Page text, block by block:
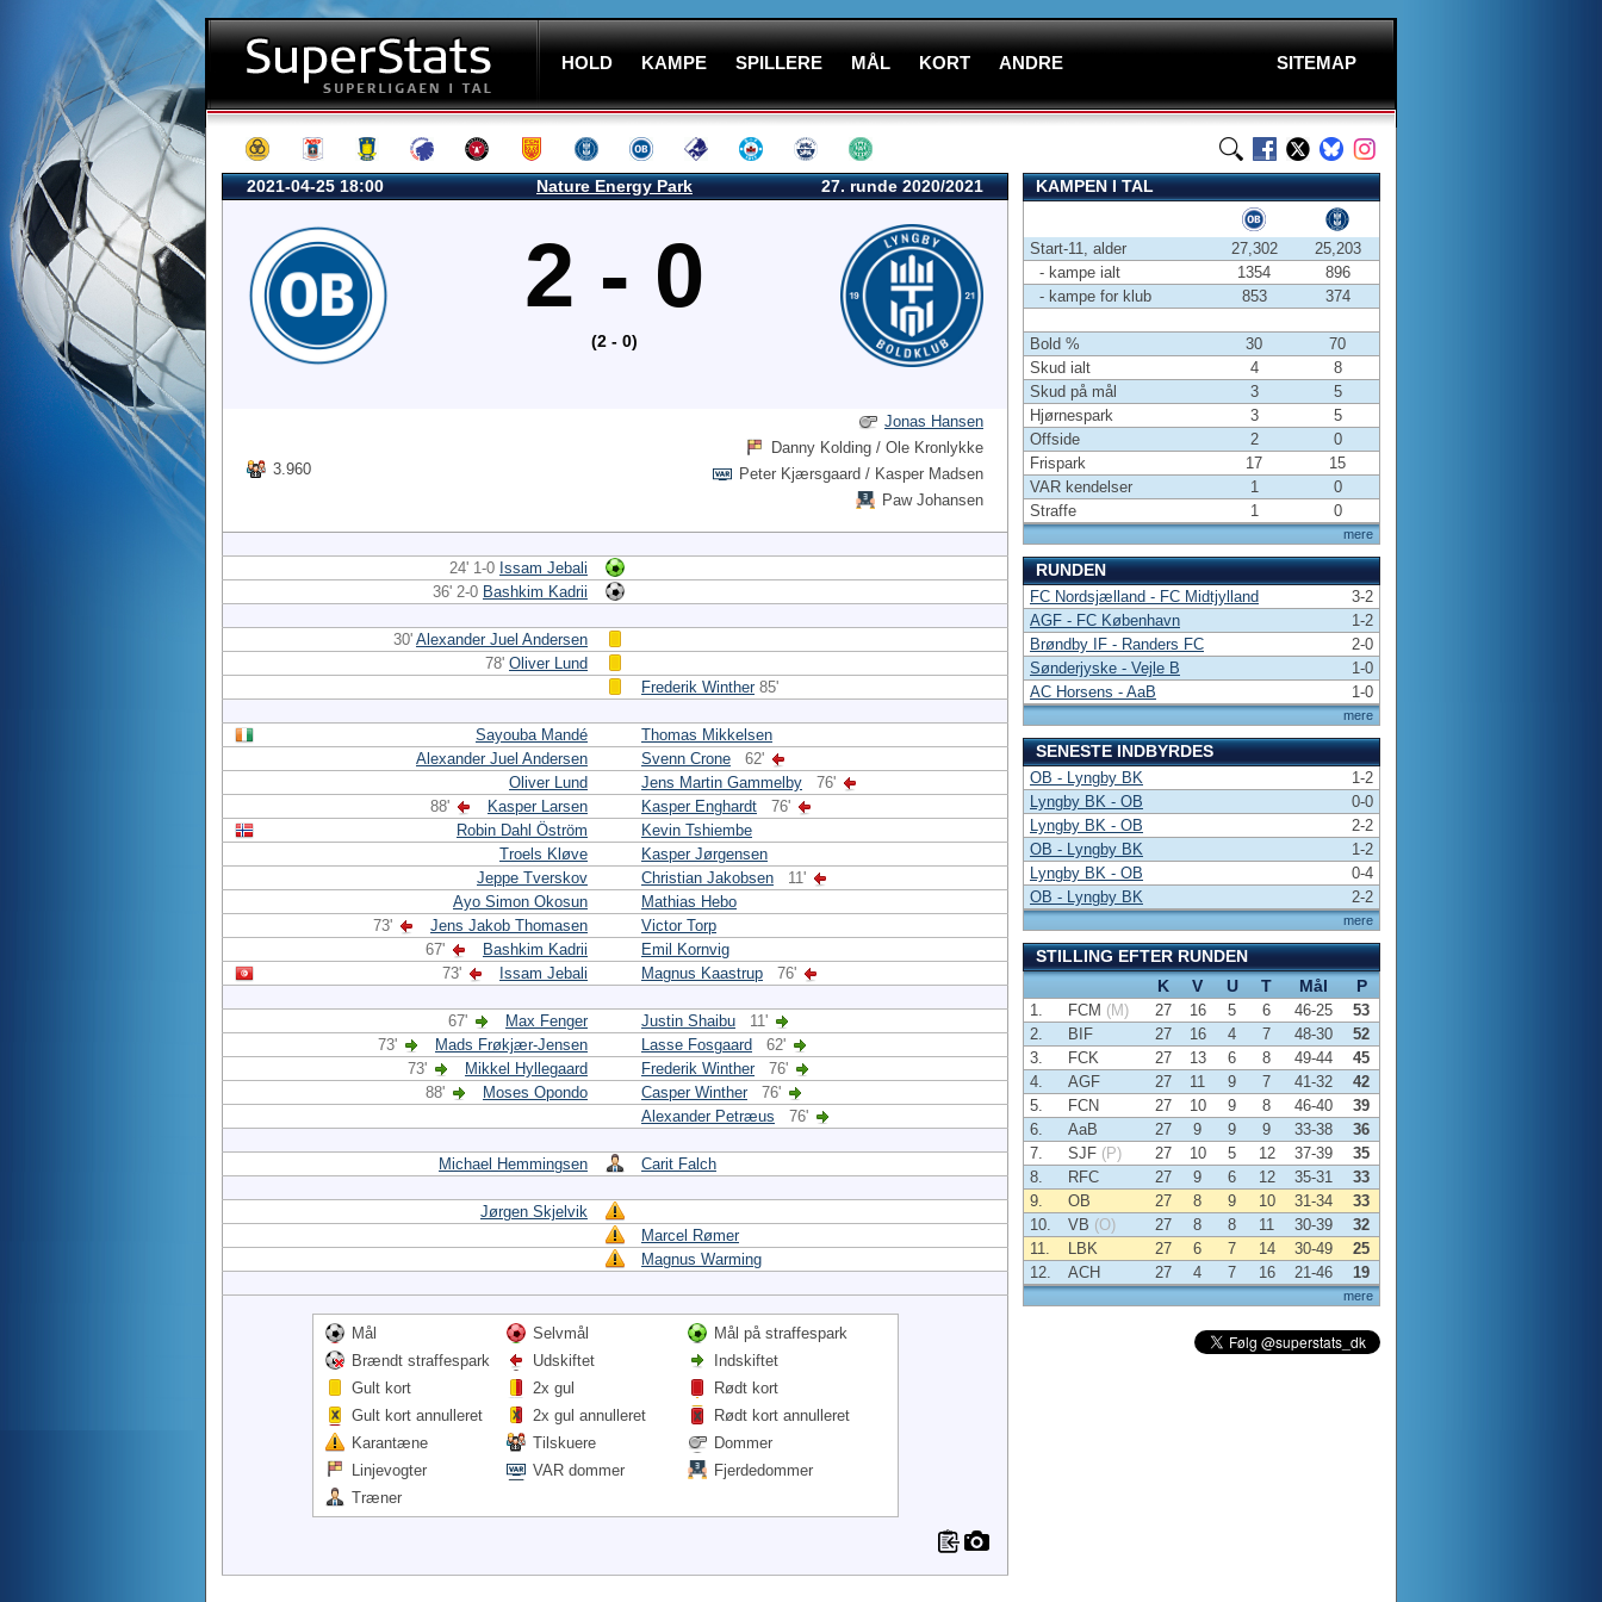
HOLD KAMPE SPILLERE MÅL KORT ANDRE SITEMAP
2021-04-25 18:00 Nature Energy Park 27. runde 2020/2021
2 - 0
(2 - 0)
3.960
Jonas Hansen
Danny Kolding / Ole Kronlykke
Peter Kjærsgaard / Kasper Madsen
Paw Johansen
24' 1-0 Issam Jebali
36' 2-0 Bashkim Kadrii
30' Alexander Juel Andersen
78' Oliver Lund
Frederik Winther 85'
Sayouba Mandé
Thomas Mikkelsen
Alexander Juel Andersen
Svenn Crone
62'
Oliver Lund
Jens Martin Gammelby
76'
88'
Kasper Larsen Kasper Enghardt
76'
Robin Dahl Öström
Kevin Tshiembe
Troels Kløve
Kasper Jørgensen
Jeppe Tverskov
Christian Jakobsen
11'
Ayo Simon Okosun
Mathias Hebo
73'
Jens Jakob Thomasen
Victor Torp
67'
Bashkim Kadrii
Emil Kornvig
73'
Issam Jebali Magnus Kaastrup 76'
67' Max Fenger Justin Shaibu
11'
73'
Mads Frøkjær-Jensen Lasse Fosgaard
62'
73'
Mikkel Hyllegaard Frederik Winther
76'
88'
Moses Opondo Casper Winther
76'
Alexander Petræus
76'
Michael Hemmingsen Carit Falch
Jørgen Skjelvik
Marcel Rømer
Magnus Warming
Mål Selvmål
Mål på straffespark
Brændt straffespark
Udskiftet
Indskiftet
Gult kort
2x gul
Rødt kort
Gult kort annulleret
2x gul annulleret
Rødt kort annulleret
Karantæne
Tilskuere
Dommer
Linjevogter
VAR dommer
Fjerdedommer
Træner
KAMPEN I TAL
mere
Start-11, alder 27,302
25,203
- kampe ialt
1354
896
- kampe for klub
853 374
Bold % 30
70
Skud ialt
4
8
Skud på mål
3
5
Hjørnespark
3
5
Offside
2
0
Frispark
17
15
VAR kendelser
1
0
Straffe
1 0
RUNDEN
mere
FC Nordsjælland - FC Midtjylland
3-2
AGF - FC København
1-2
Brøndby IF - Randers FC
2-0
Sønderjyske - Vejle B
1-0
AC Horsens - AaB
1-0
SENESTE INDBYRDES
mere
OB - Lyngby BK
1-2
Lyngby BK - OB
0-0
Lyngby BK - OB
2-2
OB - Lyngby BK
1-2
Lyngby BK - OB
0-4
OB - Lyngby BK
2-2
STILLING EFTER RUNDEN
K
V U T Mål P
mere
1. FCM (M) 27 16 5 6 46-25
53
2.
BIF 27 16 4 7 48-30
52
3.
FCK 27 13 6 8 49-44
45
4.
AGF 27 11 9 7 41-32
42
5.
FCN 27 10 9 8 46-40
39
6.
AaB 27 9 9 9 33-38
36
7.
SJF (P) 27 10 5 12 37-39
35
8.
RFC 27 9 6 12 35-31
33
9.
OB 27 8 9 10 31-34
33
10.
VB (O) 27 8 8 11 30-39
32
11.
LBK 27 6 7 14 30-49
25
12.
ACH 27 4 7 16 21-46 19